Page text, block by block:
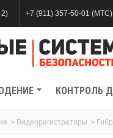
2) +7 (911) 357-50-01 (МТС)
КОНТРОЛЬ
> Видеорегистраторы >